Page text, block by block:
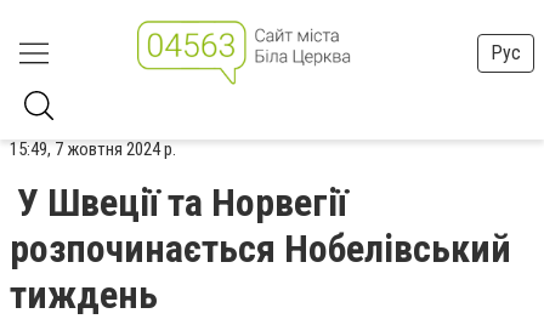
Рус
15:49, 7 жовтня 2024 р.
У Швеції та Норвегії
розпочинається Нобелівський
тиждень